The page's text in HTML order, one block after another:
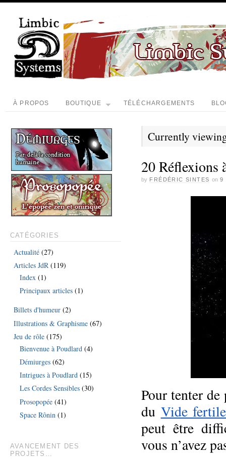
À PROPOS BOUTIQUE TÉLÉCHARGEMENTS
Currently
20 Réflexions
by FRÉDÉRIC SINTES on 9
Pour tenter
du Vide fertile
peut être
vous n’avez
CATÉGORIES
Actualité (27)
Articles JdR (119)
Index (1)
Principaux articles (1)
Billets d'humeur (2)
Illustrations & Graphisme (67)
Jeu de rôle (175)
Bienvenue à Poudlard (4)
Démiurges (62)
Intrigues à Poudlard (15)
Les Cordes Sensibles (30)
Prosopopée (41)
Space Rônin (1)
AVANCEMENT DES
PROJETS…